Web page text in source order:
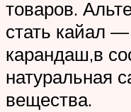
товаров.
стать кайал
карандаш,в
натуральная
вещества.